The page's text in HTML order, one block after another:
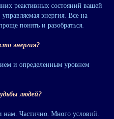
реактивных состояний вашей
энергия. Все на
понять и разобраться.
энергия?
и определенным уровнем
людей?
Частично. Много условий.